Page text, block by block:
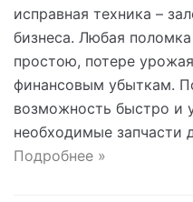
исправная техника –
бизнеса. Любая
простою, потере
финансовым убыткам.
возможность быстро и
необходимые запчасти
Подробнее »